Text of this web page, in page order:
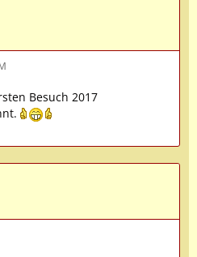
Besuch 2017